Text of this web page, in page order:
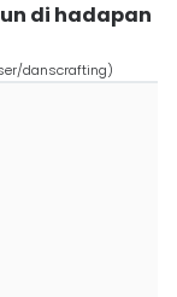
di hadapan
danscrafting)